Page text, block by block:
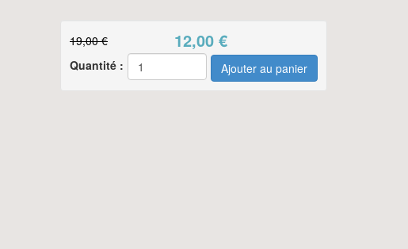
19,00 € 12,00 €
Quantité :